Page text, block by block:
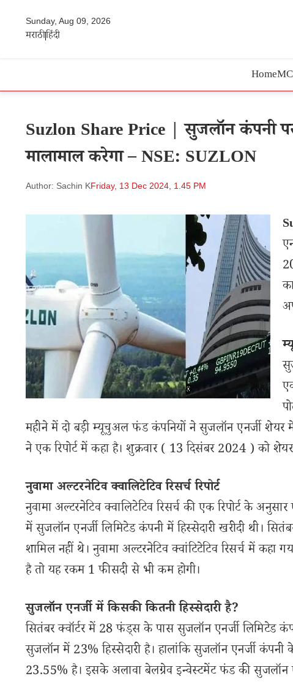
Sunday, Aug 09, 2026
मराठीहिंदी
Home
Suzlon Share Price | सुजलॉन कंपनी
मालामाल करेगा – NSE: SUZLON
Author: Sachin KFriday, 13 Dec 2024, 1.45 PM
महीने में दो बड़ी म्यूचुअल फंड कंपनियों ने सुजलॉन एनर्जी शेयर में
ने एक रिपोर्ट में कहा है। शुक्रवार ( 13 दिसंबर 2024 ) को
नुवामा अल्टरनेटिव क्वालिटेटिव रिसर्च रिपोर्ट
नुवामा अल्टरनेटिव क्वालिटेटिव रिसर्च की एक रिपोर्ट के
में सुजलॉन एनर्जी लिमिटेड कंपनी में हिस्सेदारी खरीदी थी।
शामिल नहीं थे। नुवामा अल्टरनेटिव क्वांटिटेटिव रिसर्च में
है तो यह रकम 1 फीसदी से भी कम होगी।
सुजलॉन एनर्जी में किसकी कितनी हिस्सेदारी है?
सितंबर क्वॉर्टर में 28 फंड्स के पास सुजलॉन एनर्जी लिमिटेड
सुजलॉन में 23% हिस्सेदारी है। हालांकि सुजलॉन एनर्जी
23.55% है। इसके अलावा बेलग्रेव इन्वेस्टमेंट फंड की सुजलॉन